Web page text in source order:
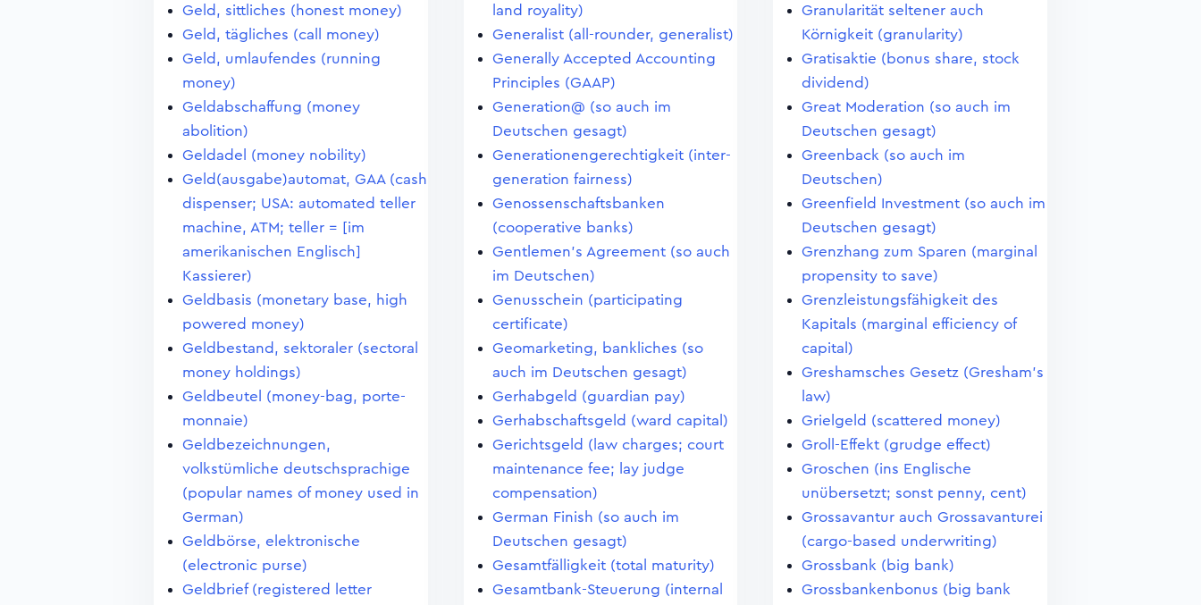
Geld, sittliches (honest money)
Geld, tägliches (call money)
Geld, umlaufendes (running
money)
Geldabschaffung (money
abolition)
Geldadel (money nobility)
Geld(ausgabe)automat, GAA (cash
dispenser; USA: automated teller
machine, ATM; teller = [im
amerikanischen Englisch]
Kassierer)
Geldbasis (monetary base, high
powered money)
Geldbestand, sektoraler (sectoral
money holdings)
Geldbeutel (money-bag, porte-
monnaie)
Geldbezeichnungen,
volkstümliche deutschsprachige
(popular names of money used in
German)
Geldbörse, elektronische
(electronic purse)
Geldbrief (registered letter
land royality)
Generalist (all-rounder, generalist)
Generally Accepted Accounting
Principles (GAAP)
Generation@ (so auch im
Deutschen gesagt)
Generationengerechtigkeit (inter-
generation fairness)
Genossenschaftsbanken
(cooperative banks)
Gentlemen's Agreement (so auch
im Deutschen)
Genusschein (participating
certificate)
Geomarketing, bankliches (so
auch im Deutschen gesagt)
Gerhabgeld (guardian pay)
Gerhabschaftsgeld (ward capital)
Gerichtsgeld (law charges; court
maintenance fee; lay judge
compensation)
German Finish (so auch im
Deutschen gesagt)
Gesamtfälligkeit (total maturity)
Gesamtbank-Steuerung (internal
Granularität seltener auch
Körnigkeit (granularity)
Gratisaktie (bonus share, stock
dividend)
Great Moderation (so auch im
Deutschen gesagt)
Greenback (so auch im
Deutschen)
Greenfield Investment (so auch im
Deutschen gesagt)
Grenzhang zum Sparen (marginal
propensity to save)
Grenzleistungsfähigkeit des
Kapitals (marginal efficiency of
capital)
Greshamsches Gesetz (Gresham's
law)
Grielgeld (scattered money)
Groll-Effekt (grudge effect)
Groschen (ins Englische
unübersetzt; sonst penny, cent)
Grossavantur auch Grossavanturei
(cargo-based underwriting)
Grossbank (big bank)
Grossbankenbonus (big bank